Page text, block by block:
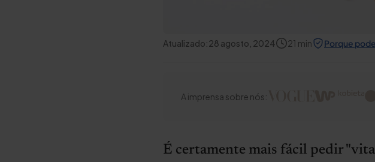
Atualizado:28 agosto, 2024 21 min Porque
A imprensa sobre nós:
É certamente mais fácil pedir